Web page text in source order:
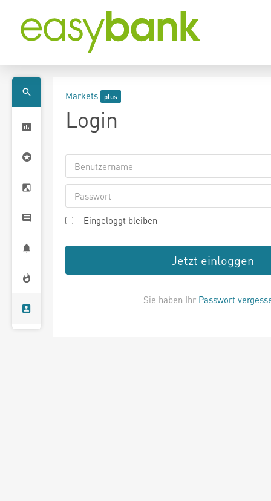
Markets
Login
Eingeloggt bleiben
Jetzt einloggen
Sie haben Ihr Passwort